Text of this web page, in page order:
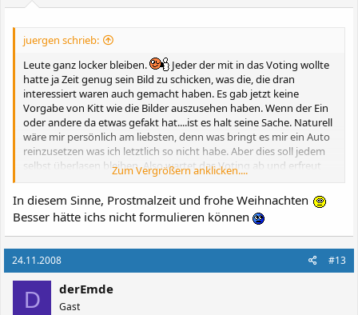
juergen schrieb:
Leute ganz locker bleiben.
Jeder der mit in das Voting wollte
hatte ja Zeit genug sein Bild zu schicken, was die, die dran
interessiert waren auch gemacht haben. Es gab jetzt keine
Vorgabe von Kitt wie die Bilder auszusehen haben. Wenn der Ein
oder andere da etwas gefakt hat....ist es halt seine Sache. Naturell
wäre mir persönlich am liebsten, denn was bringt es mir ein Auto
reinzusetzen was ich letztlich so nicht habe. Aber dies soll jedem
selbst überlasen bleiben. Also wartet das Voting ab und erfreut
euch später am Endprodukt
Zum Vergrößern anklicken....
In diesem Sinne, Prostmalzeit und frohe Weihnachten
Besser hätte ichs nicht formulieren können
24.11.2008 #13
D derEmde
Gast